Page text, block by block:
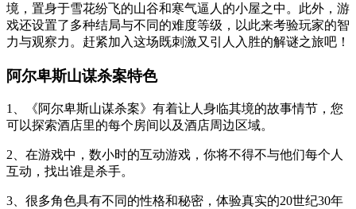
境，置身于雪花纷飞的山谷和寒气逼人的小屋之中。此外，游
戏还设置了多种结局与不同的难度等级，以此来考验玩家的智
力与观察力。赶紧加入这场既刺激又引人入胜的解谜之旅吧！
阿尔卑斯山谋杀案特色
1、《阿尔卑斯山谋杀案》有着让人身临其境的故事情节，您
可以探索酒店里的每个房间以及酒店周边区域。
2、在游戏中，数小时的互动游戏，你将不得不与他们每个人
互动，找出谁是杀手。
3、很多角色具有不同的性格和秘密，体验真实的20世纪30年